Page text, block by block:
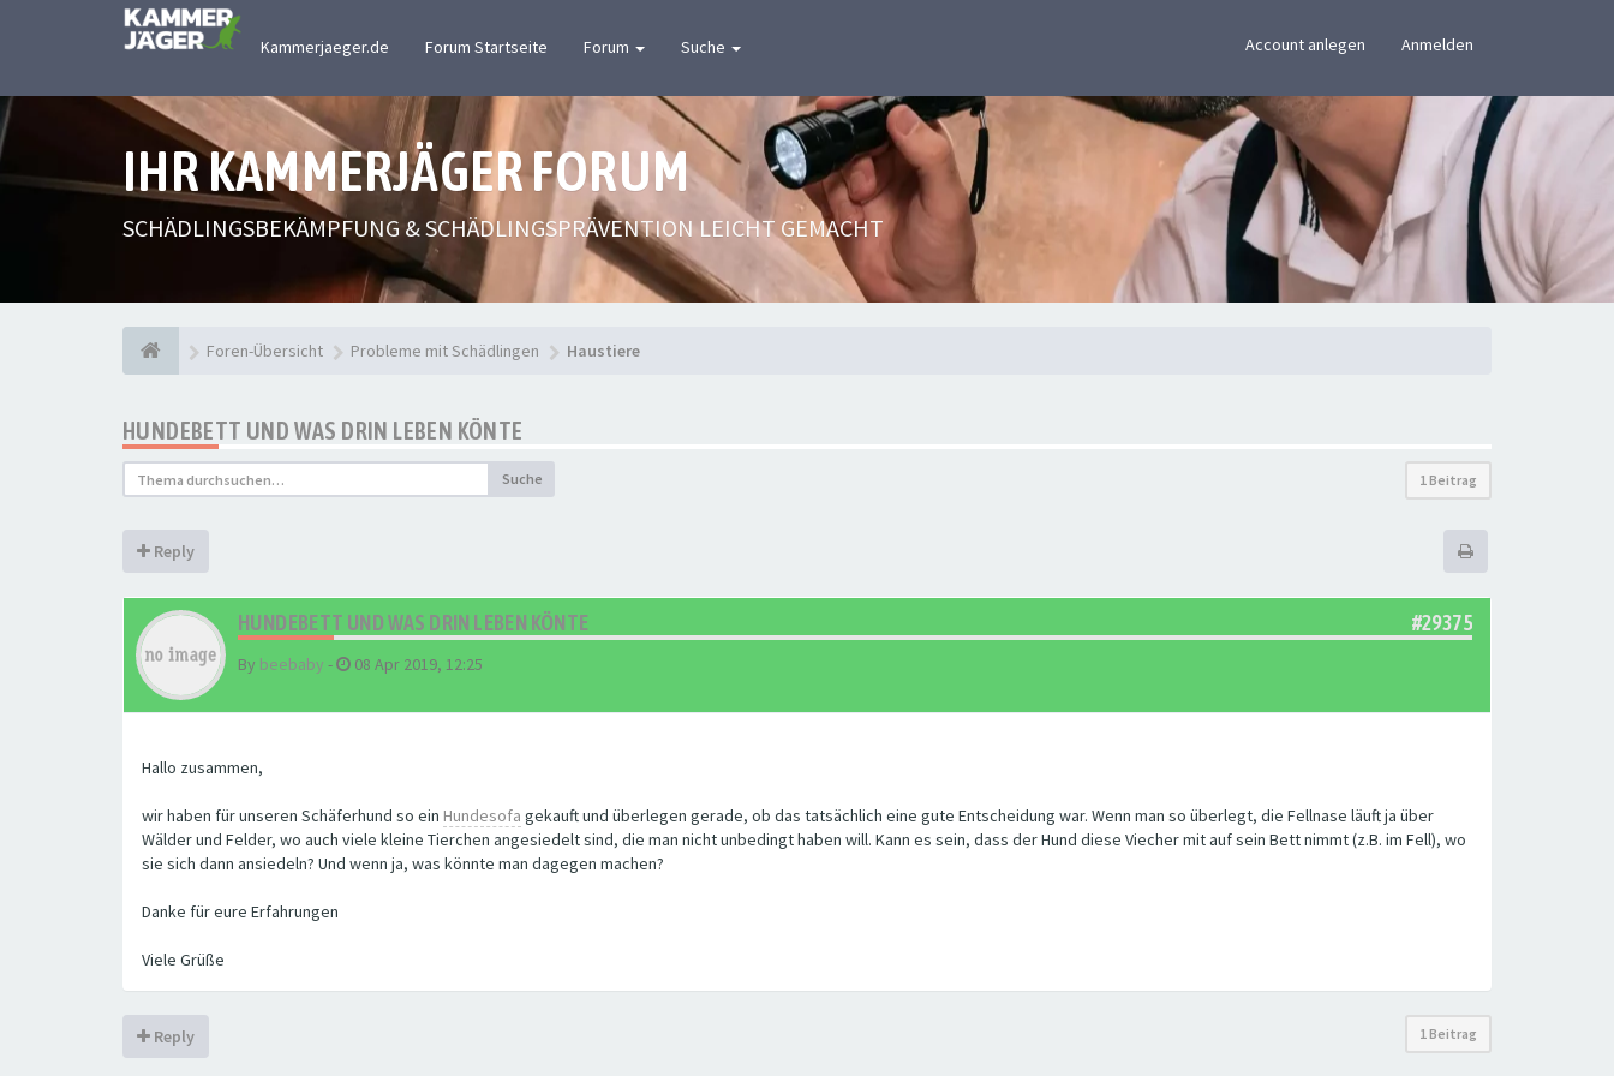
Kammerjaeger.de Forum Startseite Forum Suche Account anlegen Anmelden
IHR KAMMERJÄGER FORUM
SCHÄDLINGSBEKÄMPFUNG & SCHÄDLINGSPRÄVENTION LEICHT GEMACHT
Foren-Übersicht Probleme mit Schädlingen Haustiere
HUNDEBETT UND WAS DRIN LEBEN KÖNTE
Suche 1 Beitrag
Reply
HUNDEBETT UND WAS DRIN LEBEN KÖNTE #29375
By beebaby - 08 Apr 2019, 12:25
Hallo zusammen,
wir haben für unseren Schäferhund so ein Hundesofa gekauft und überlegen gerade, ob das tatsächlich eine gute Entscheidung war. Wenn man so überlegt, die Fellnase läuft ja über
Wälder und Felder, wo auch viele kleine Tierchen angesiedelt sind, die man nicht unbedingt haben will. Kann es sein, dass der Hund diese Viecher mit auf sein Bett nimmt (z.B. im Fell), wo
sie sich dann ansiedeln? Und wenn ja, was könnte man dagegen machen?
Danke für eure Erfahrungen
Viele Grüße
Reply 1 Beitrag